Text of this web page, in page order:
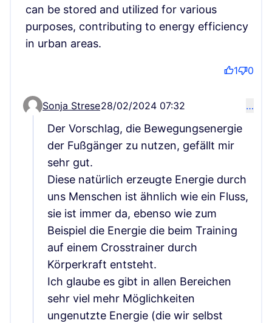
can be stored and utilized for various
purposes, contributing to energy efficiency
in urban areas.
1 0
Comment 73 (reply to comment 71)
Sonja Strese28/02/2024 07:32 …
Der Vorschlag, die Bewegungsenergie
der Fußgänger zu nutzen, gefällt mir
sehr gut.
Diese natürlich erzeugte Energie durch
uns Menschen ist ähnlich wie ein Fluss,
sie ist immer da, ebenso wie zum
Beispiel die Energie die beim Training
auf einem Crosstrainer durch
Körperkraft entsteht.
Ich glaube es gibt in allen Bereichen
sehr viel mehr Möglichkeiten
ungenutzte Energie (die wir selbst